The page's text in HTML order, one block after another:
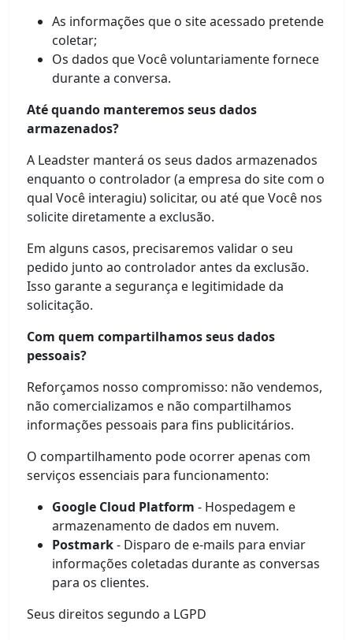
As informações que o site acessado pretende
coletar;
Os dados que Você voluntariamente fornece
durante a conversa.
Até quando manteremos seus dados
armazenados?
A Leadster manterá os seus dados armazenados
enquanto o controlador (a empresa do site com o
qual Você interagiu) solicitar, ou até que Você nos
solicite diretamente a exclusão.
Em alguns casos, precisaremos validar o seu
pedido junto ao controlador antes da exclusão.
Isso garante a segurança e legitimidade da
solicitação.
Com quem compartilhamos seus dados
pessoais?
Reforçamos nosso compromisso: não vendemos,
não comercializamos e não compartilhamos
informações pessoais para fins publicitários.
O compartilhamento pode ocorrer apenas com
serviços essenciais para funcionamento:
Google Cloud Platform - Hospedagem e
armazenamento de dados em nuvem.
Postmark- Disparo de e-mails para enviar
informações coletadas durante as conversas
para os clientes.
Seus direitos segundo a LGPD